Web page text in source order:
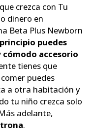
crezca con Tu
dinero en
Beta Plus Newborn
puedes
cómodo accesorio
tienes que
puedes
a otra habitación y
tu niño crezca solo
adelante,
.